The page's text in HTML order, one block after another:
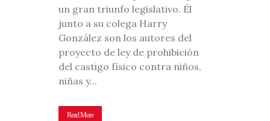
un gran triunfo legislativo. Él
junto a su colega Harry
González son los autores del
proyecto de ley de prohibición
del castigo físico contra niños,
niñas y...
Read More